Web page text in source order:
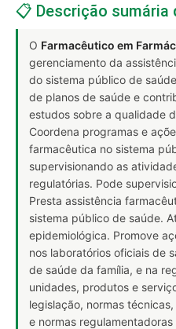
📋 Descrição sumária
O Farmacêutico em
gerenciamento da
do sistema público de
de planos de saúde e
estudos sobre a qualidade
Coordena programas e
farmacêutica no sistema
supervisionando as
regulatórias. Pode
Presta assistência
sistema público de saúde.
epidemiológica. Promove
nos laboratórios oficiais de
de saúde da família, e na
unidades, produtos e
legislação, normas
e normas